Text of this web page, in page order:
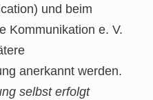
und beim
Kommunikation e. V.
anerkannt werden.
selbst erfolgt